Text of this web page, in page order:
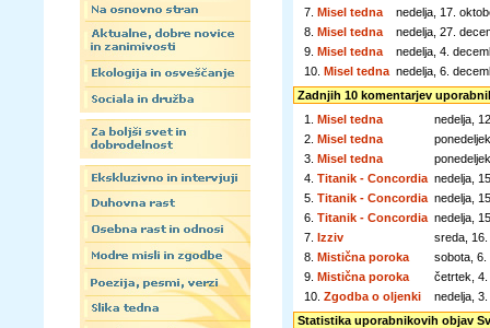
7. Misel tedna
nedelja, 17.
8. Misel tedna
nedelja, 27.
9. Misel tedna
nedelja, 4.
10. Misel tedna nedelja, 6.
Zadnjih 10 komentarjev
1. Misel tedna
nedelja,
2. Misel tedna
3. Misel tedna
4. Titanik - Concordia nedelja,
5. Titanik - Concordia nedelja,
6. Titanik - Concordia nedelja,
7. Izziv
sreda, 16.
8. Mistična poroka
sobota, 6.
9. Mistična poroka
četrtek, 4.
10. Zgodba o oljenki
nedelja,
Statistika uporabnikovih objav